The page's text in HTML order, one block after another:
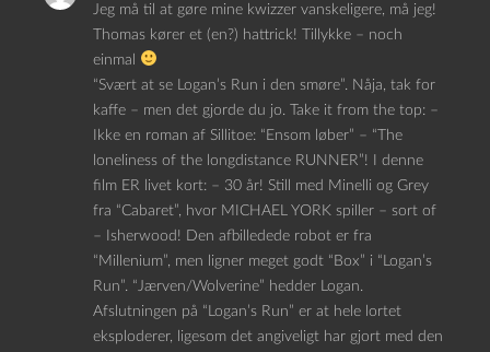
Jeg må til at gøre mine kwizzer vanskeligere, må jeg!
Thomas kører et (en?) hattrick! Tillykke – noch
einmal
“Svært at se Logan’s Run i den smøre”. Nåja, tak for
kaffe – men det gjorde du jo. Take it from the top: –
Ikke en roman af Sillitoe: “Ensom løber” – “The
loneliness of the longdistance RUNNER”! I denne
film ER livet kort: – 30 år! Still med Minelli og Grey
fra “Cabaret”, hvor MICHAEL YORK spiller – sort of
– Isherwood! Den afbilledede robot er fra
“Millenium”, men ligner meget godt “Box” i “Logan’s
Run”. “Jærven/Wolverine” hedder Logan.
Afslutningen på “Logan’s Run” er at hele lortet
eksploderer, ligesom det angiveligt har gjort med den